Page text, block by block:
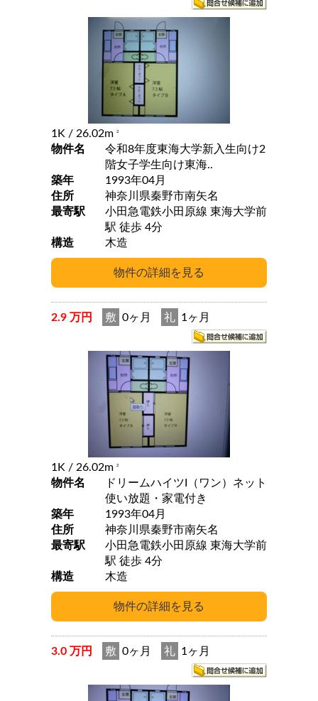
1K / 26.02m 2
物件名
令和8年度東海大学新入生向け2
階女子学生向け東海..
築年
1993年04月
住所
神奈川県秦野市南矢名
最寄駅
小田急電鉄小田原線 東海大学前
駅 徒歩 4分
構造
木造
2.9 万円 敷 0ヶ月 礼 1ヶ月
1K / 26.02m 2
物件名
ドリームハイツI（ワン）ネット
使い放題・家電付き
築年
1993年04月
住所
神奈川県秦野市南矢名
最寄駅
小田急電鉄小田原線 東海大学前
駅 徒歩 4分
構造
木造
3.0 万円 敷 0ヶ月 礼 1ヶ月